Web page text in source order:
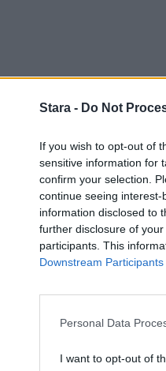
Stara - Do Not
If you wish to opt-out of
sensitive information for
confirm your selection.
continue seeing
information disclosed to
further disclosure of
participants. This
Downstream Participants
Personal Data
I want to opt-out of